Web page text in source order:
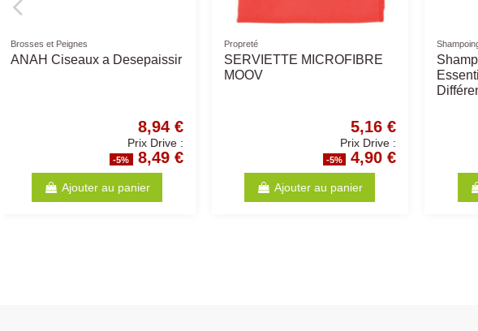
Gamelles
Gamelle de Voyage Pliante -
2,62 €
Prix Drive :
-5% 2,49 €
Ajouter au panier
Peluches
Chien en peluche 28cm
5,36 €
Prix Drive :
-5% 5,09 €
Ajouter au panier